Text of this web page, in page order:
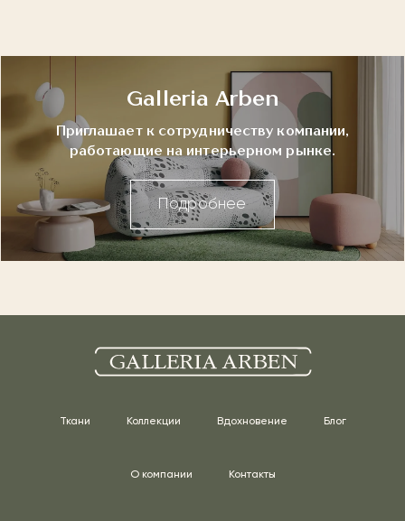
Galleria Arben
Приглашает к сотрудничеству компании,
работающие на интерьерном рынке.
Подробнее
Ткани Коллекции Вдохновение Блог
О компании Контакты